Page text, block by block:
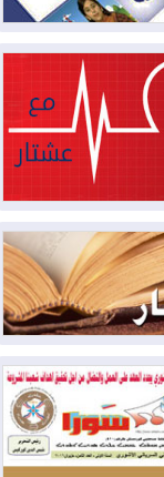
كوردستان في
التزامه
يطوقان
المالية العراقية.. اقتراض يتجاوز 3 تريليونات
الظلام مجددا
أوامر بإجلاء 60 ألف شخص
يُمهل
لاستلام